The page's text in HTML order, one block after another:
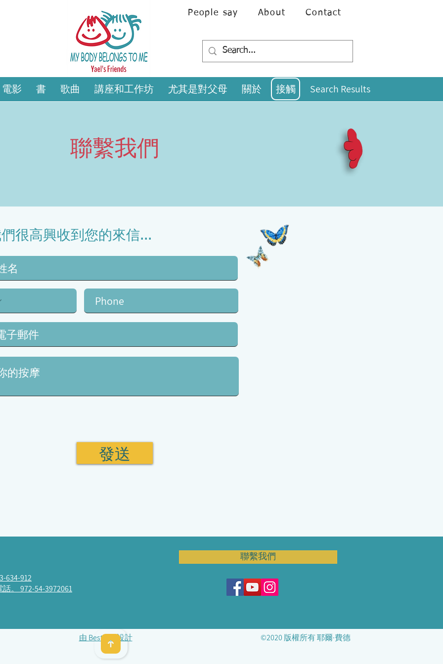
電影 書 歌曲 講座和工作坊 尤其是對父母 關於 接觸 Search Results
People say About Contact
聯繫我們
很高興收到您的來信...
發送
634-912
。 972-54-3972061
聯繫我們
由 BestSite 設計 ​©2020 版權所有 耶爾·費德